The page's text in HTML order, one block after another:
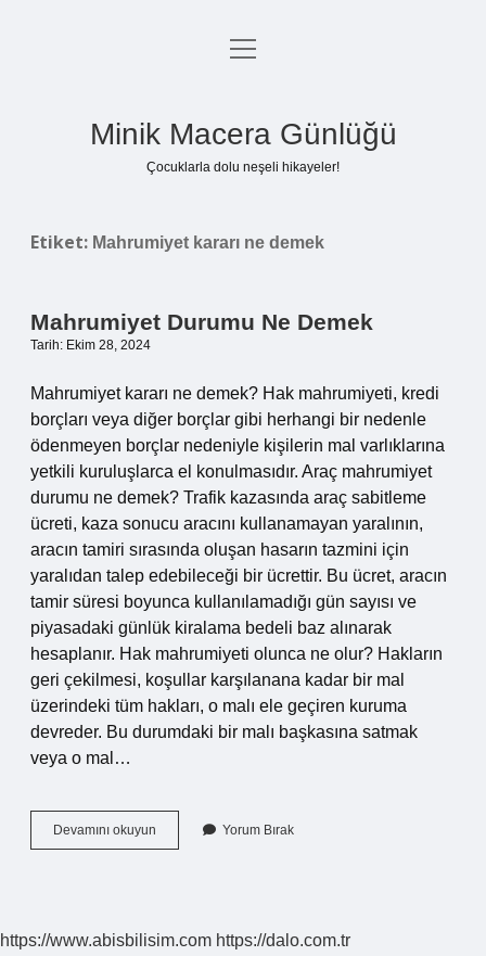
Anasayfa
menüyü
Minik Macera Günlüğü
Çocuklarla dolu neşeli hikayeler!
Etiket: Mahrumiyet kararı ne demek
Mahrumiyet Durumu Ne Demek
Tarih: Ekim 28, 2024
Mahrumiyet kararı ne demek? Hak mahrumiyeti, kredi
borçları veya diğer borçlar gibi herhangi bir nedenle
ödenmeyen borçlar nedeniyle kişilerin mal varlıklarına
yetkili kuruluşlarca el konulmasıdır. Araç mahrumiyet
durumu ne demek? Trafik kazasında araç sabitleme
ücreti, kaza sonucu aracını kullanamayan yaralının,
aracın tamiri sırasında oluşan hasarın tazmini için
yaralıdan talep edebileceği bir ücrettir. Bu ücret, aracın
tamir süresi boyunca kullanılamadığı gün sayısı ve
piyasadaki günlük kiralama bedeli baz alınarak
hesaplanır. Hak mahrumiyeti olunca ne olur? Hakların
geri çekilmesi, koşullar karşılanana kadar bir mal
üzerindeki tüm hakları, o malı ele geçiren kuruma
devreder. Bu durumdaki bir malı başkasına satmak
veya o mal…
Devamını okuyun Mahrumiyet
Durumu
Yorum Bırak
https://www.abisbilisim.com https://dalo.com.tr